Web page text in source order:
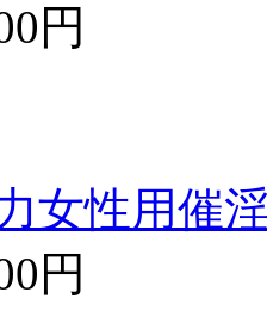
円
女性用催
円